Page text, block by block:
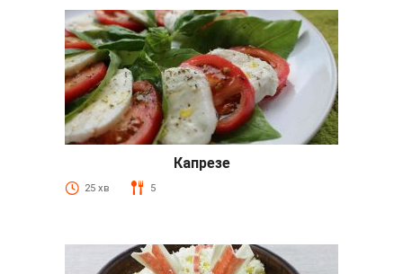
Капрезе
25 хв 5